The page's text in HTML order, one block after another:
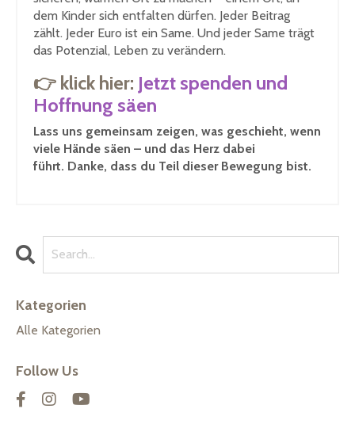
dem Kinder sich entfalten dürfen. Jeder Beitrag
zählt. Jeder Euro ist ein Same. Und jeder Same trägt
das Potenzial, Leben zu verändern.
👉 klick hier: Jetzt spenden und
Hoffnung säen
Lass uns gemeinsam zeigen, was geschieht, wenn
viele Hände säen – und das Herz dabei
führt. Danke, dass du Teil dieser Bewegung bist.
Kategorien
Alle Kategorien
Follow Us